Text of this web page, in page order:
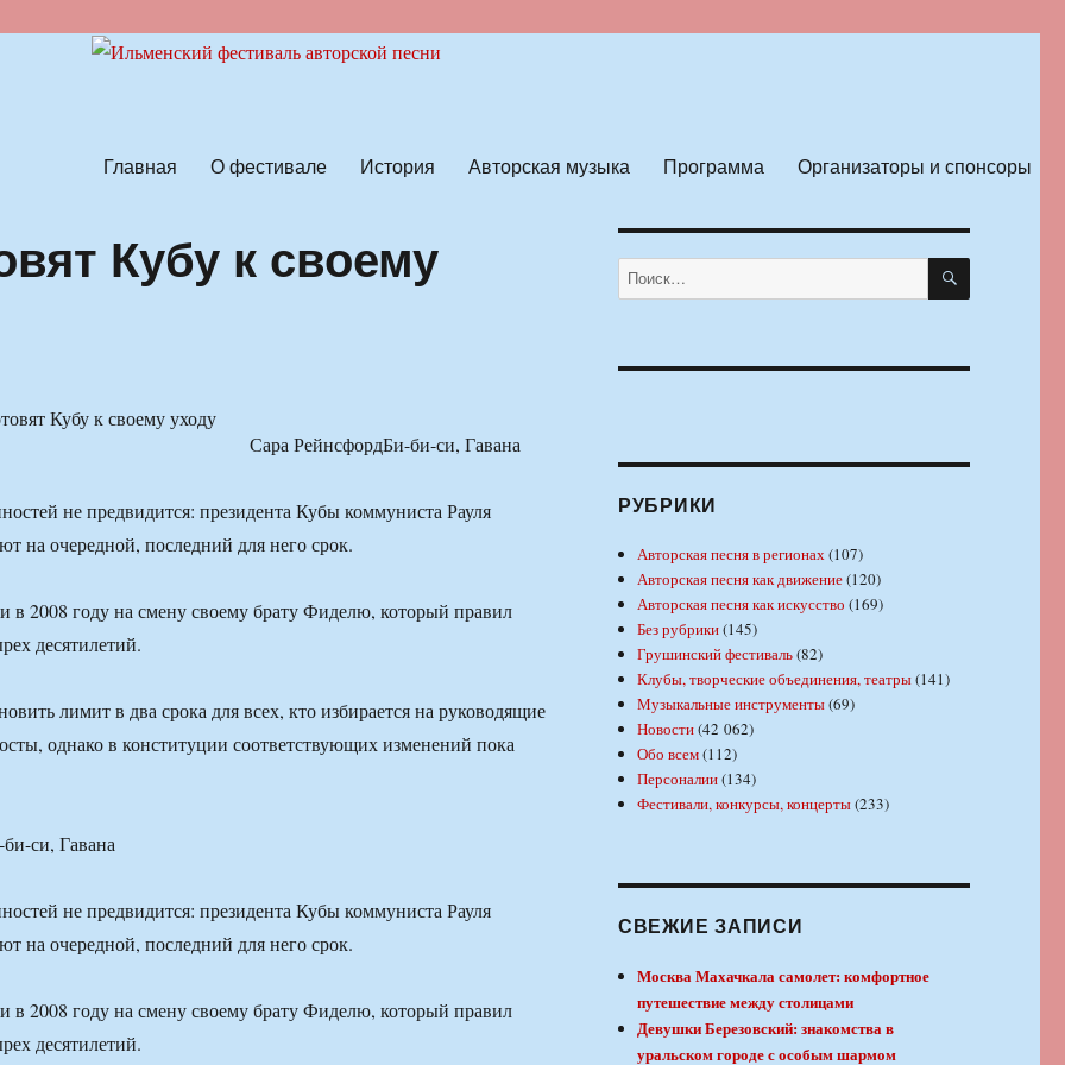
Главная О фестивале История Авторская музыка Программа Организаторы и спонсоры
Кубу к своему
Сара РейнсфордБи-би-си, Гавана
не предвидится: президента Кубы коммуниста Рауля
на очередной, последний для него срок.
в 2008 году на смену своему брату Фиделю, который правил
десятилетий.
лимит в два срока для всех, кто избирается на руководящие
однако в конституции соответствующих изменений пока
си, Гавана
не предвидится: президента Кубы коммуниста Рауля
на очередной, последний для него срок.
в 2008 году на смену своему брату Фиделю, который правил
десятилетий.
Искать: ПОИСК
РУБРИКИ
Авторская песня в регионах(107)
Авторская песня как движение(120)
Авторская песня как искусство (169)
Без рубрики(145)
Грушинский фестиваль(82)
Клубы, творческие объединения, театры(141)
Музыкальные инструменты(69)
Новости(42 062)
Обо всем(112)
Персоналии(134)
Фестивали, конкурсы, концерты(233)
СВЕЖИЕ ЗАПИСИ
Москва Махачкала самолет: комфортное
путешествие между столицами
Девушки Березовский: знакомства в
уральском городе с особым шармом